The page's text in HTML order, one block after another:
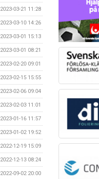
2023-03-21 11:28
2023-03-10 14:26
2023-03-01 15:13
2023-03-01 08:21
2023-02-20 09:01
2023-02-15 15:55
2023-02-06 09:04
2023-02-03 11:01
2023-01-16 11:57
2023-01-02 19:52
2022-12-19 15:09
2022-12-13 08:24
2022-09-02 20:00